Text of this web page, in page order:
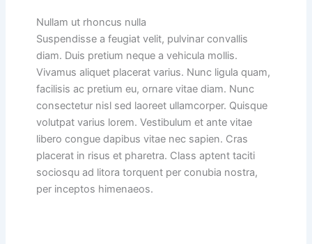
Nullam ut rhoncus nulla
Suspendisse a feugiat velit, pulvinar convallis
diam. Duis pretium neque a vehicula mollis.
Vivamus aliquet placerat varius. Nunc ligula quam,
facilisis ac pretium eu, ornare vitae diam. Nunc
consectetur nisl sed laoreet ullamcorper. Quisque
volutpat varius lorem. Vestibulum et ante vitae
libero congue dapibus vitae nec sapien. Cras
placerat in risus et pharetra. Class aptent taciti
sociosqu ad litora torquent per conubia nostra,
per inceptos himenaeos.